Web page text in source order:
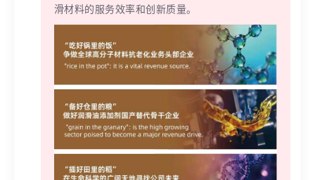
滑材料的服务效率和创新质量。